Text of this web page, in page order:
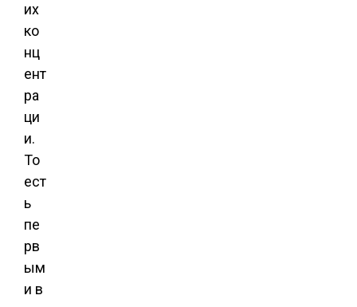
их
ко
нц
ент
ра
ци
и.
То
ест
ь
пе
рв
ым
и в